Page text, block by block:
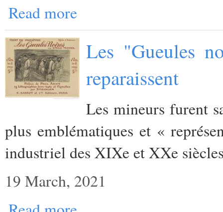
Read more
Les "Gueules
reparaissent
Les mineurs furent
plus emblématiques et «
industriel des XIXe et XXe
19 March, 2021